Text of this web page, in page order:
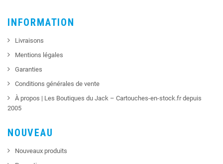
INFORMATION
Livraisons
Mentions légales
Garanties
Conditions générales de vente
À propos | Les Boutiques du Jack – Cartouches-en-stock.fr depuis
2005
NOUVEAU
Nouveaux produits